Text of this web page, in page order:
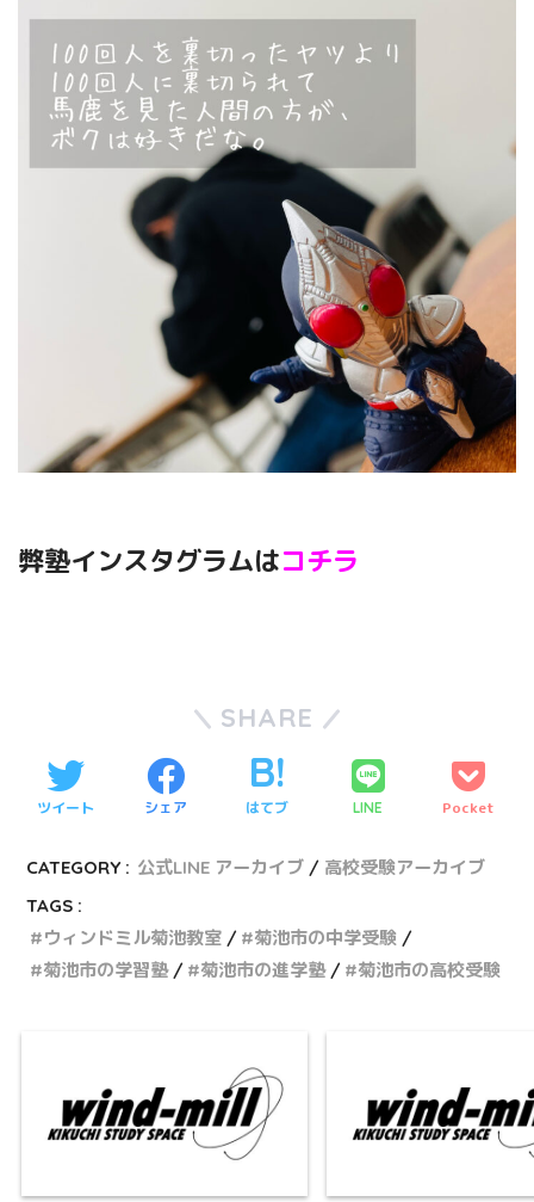
弊塾インスタグラムはコチラ
SHARE
ツイート シェア はてブ LINE Pocket
CATEGORY : 公式LINE アーカイブ
高校受験アーカイブ
TAGS :
ウィンドミル菊池教室
菊池市の中学受験
菊池市の学習塾
菊池市の進学塾 菊池市の高校受験